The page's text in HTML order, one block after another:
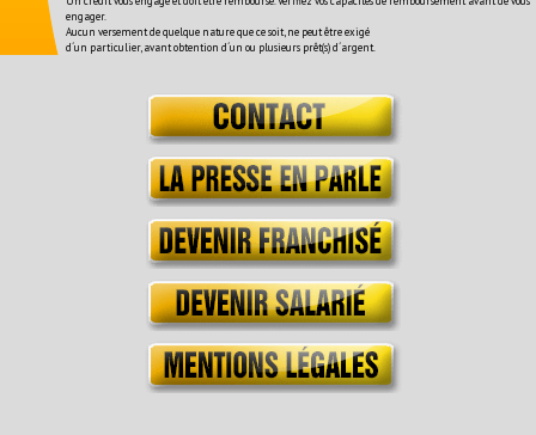
engager.
Aucun versement de quelque nature que ce soit, ne peut être exigé
d´un particulier, avant obtention d´un ou plusieurs prêt(s) d´argent.